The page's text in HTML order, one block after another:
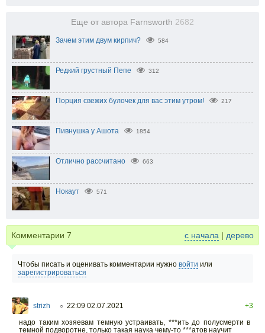
Еще от автора Farnsworth 2682
Зачем этим двум кирпич? 584
Редкий грустный Пепе 312
Порция свежих булочек для вас этим утром! 217
Пивнушка у Ашота 1854
Отлично рассчитано 663
Нокаут 571
Комментарии 7 с начала | дерево
Чтобы писать и оценивать комментарии нужно войти или
зарегистрироваться
strizh ○ 22:09 02.07.2021
+3
надо таким хозяевам темную устраивать, ***ить до полусмерти в
темной подворотне, только такая наука чему-то ***атов научит